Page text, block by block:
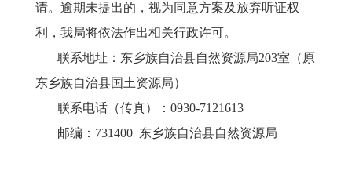
请。逾期未提出的，视为同意方案及放弃听证权
利，我局将依法作出相关行政许可。
联系地址：东乡族自治县自然资源局203室（原
东乡族自治县国土资源局）
联系电话（传真）： 0930-7121613
邮编： 731400 东乡族自治县自然资源局